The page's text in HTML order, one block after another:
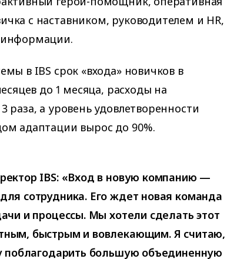
с наставником, руководителем и HR,
в IBS срок «входа» новичков в
до 1 месяца, расходы на
а уровень удовлетворенности
адаптации вырос до 90%.
IBS: «Вход в новую компанию —
сотрудника. Его ждет новая команда
и процессы. Мы хотели сделать этот
быстрым и вовлекающим. Я считаю,
поблагодарить большую объединенную